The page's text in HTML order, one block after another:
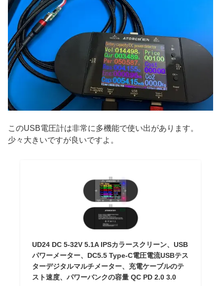
このUSB電圧計は非常に多機能で使い出があります。
少々大きいですが良いですよ。
UD24 DC 5-32V 5.1A IPSカラースクリーン、USB
パワーメーター、DC5.5 Type-C電圧電流USBテス
ターデジタルマルチメーター、充電ケーブルのテ
スト速度、パワーバンクの容量 QC PD 2.0 3.0